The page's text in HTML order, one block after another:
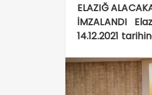
ELAZIĞ
İMZALANDI
14.12.2021